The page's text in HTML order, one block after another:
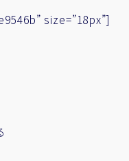
size=”18px”]